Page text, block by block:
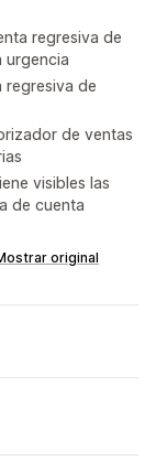
regresiva de
urgencia
regresiva de
de ventas
visibles las
de cuenta
original